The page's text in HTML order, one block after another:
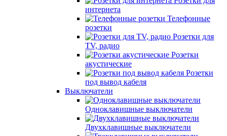
интернета
Телефонные
розетки
Розетки для
TV, радио
Розетки
акустические
Розетки
под вывод кабеля
Выключатели
Одноклавишные выключатели
Двухклавишные выключатели